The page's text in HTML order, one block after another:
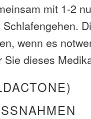
mit 1-2
wenn es
Sie dieses